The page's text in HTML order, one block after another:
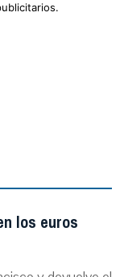
los euros